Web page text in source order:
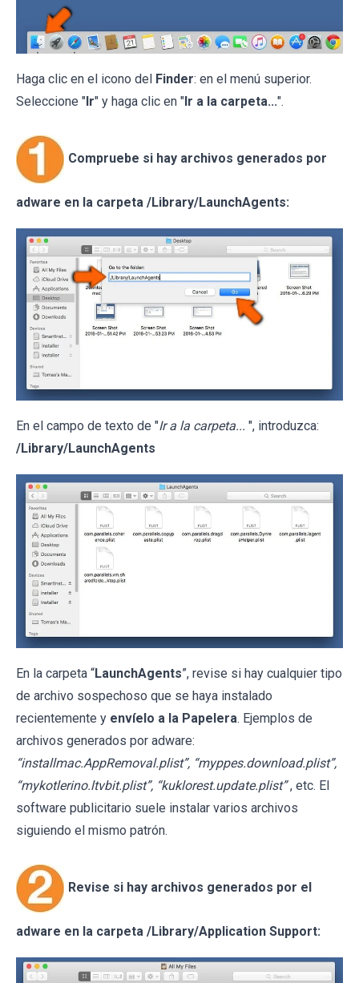
Haga clic en el icono del Finder: en el menú superior.
Seleccione "Ir" y haga clic en "Ir a la carpeta...".
Compruebe si hay archivos generados por
adware en la carpeta /Library/LaunchAgents:
En el campo de texto de "Ir a la carpeta... ", introduzca:
/Library/LaunchAgents
En la carpeta “LaunchAgents”, revise si hay cualquier tipo
de archivo sospechoso que se haya instalado
recientemente y envíelo a la Papelera. Ejemplos de
archivos generados por adware:
“installmac.AppRemoval.plist”, “myppes.download.plist”,
“mykotlerino.ltvbit.plist”, “kuklorest.update.plist” , etc. El
software publicitario suele instalar varios archivos
siguiendo el mismo patrón.
Revise si hay archivos generados por el
adware en la carpeta /Library/Application Support: